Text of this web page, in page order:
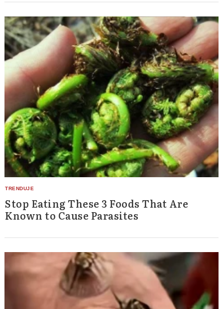
Stop Eating These 3 Foods That Are
Known to Cause Parasites